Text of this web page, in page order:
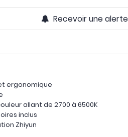
Recevoir une alerte
ergonomique
allant de 2700 à 6500K
inclus
Zhiyun